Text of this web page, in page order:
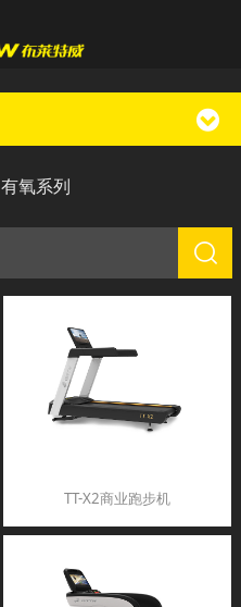
有氧系列
TT-X2商业跑步机